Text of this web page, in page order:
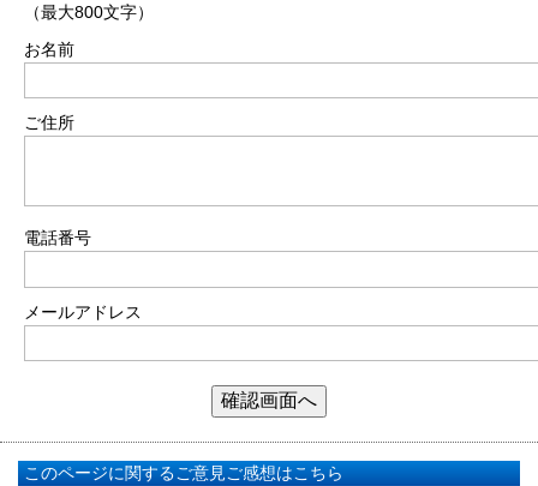
（最大800文字）
お名前
ご住所
電話番号
メールアドレス
このページに関するご意見ご感想はこちら